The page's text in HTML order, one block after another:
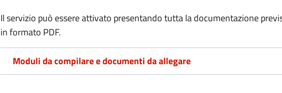
Il servizio può essere attivato presentando tutta la documentazione
in formato PDF.
Moduli da compilare e documenti da allegare